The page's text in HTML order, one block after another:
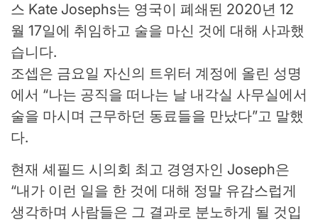
스 Kate Josephs는 영국이 폐쇄된 2020년 12
월 17일에 취임하고 술을 마신 것에 대해 사과했
습니다.
조셉은 금요일 자신의 트위터 계정에 올린 성명
에서 “나는 공직을 떠나는 날 내각실 사무실에서
술을 마시며 근무하던 동료들을 만났다”고 말했
다.
현재 셰필드 시의회 최고 경영자인 Joseph은
“내가 이런 일을 한 것에 대해 정말 유감스럽게
생각하며 사람들은 그 결과로 분노하게 될 것입